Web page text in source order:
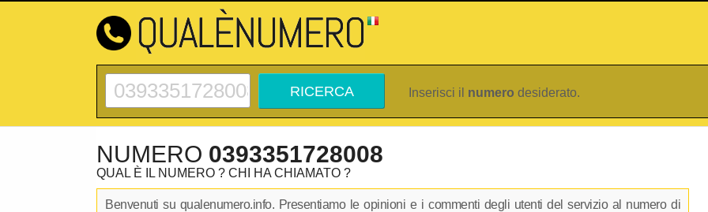
Inserisci il numero desiderato.
NUMERO 0393351728008
QUAL È IL NUMERO ? CHI HA CHIAMATO ?
Benvenuti su qualenumero.info. Presentiamo le opinioni e i commenti degli utenti del servizio al numero di